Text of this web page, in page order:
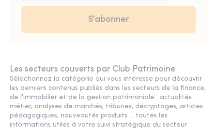
Les secteurs couverts par Club Patrimoine
Sélectionnez la catégorie qui vous intéresse pour découvrir
les derniers contenus publiés dans les secteurs de la finance,
de l'immobilier et de la gestion patrimoniale : actualités
métier, analyses de marchés, tribunes, décryptages, articles
pédagogiques, nouveautés produits ... toutes les
informations utiles à votre suivi stratégique du secteur